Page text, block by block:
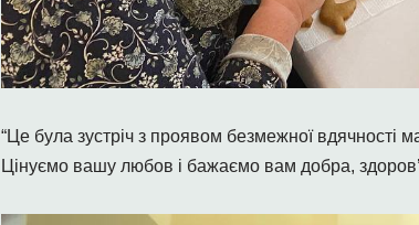
“Це була зустріч з проявом безмежної вдячності
Цінуємо вашу любов і бажаємо вам добра,